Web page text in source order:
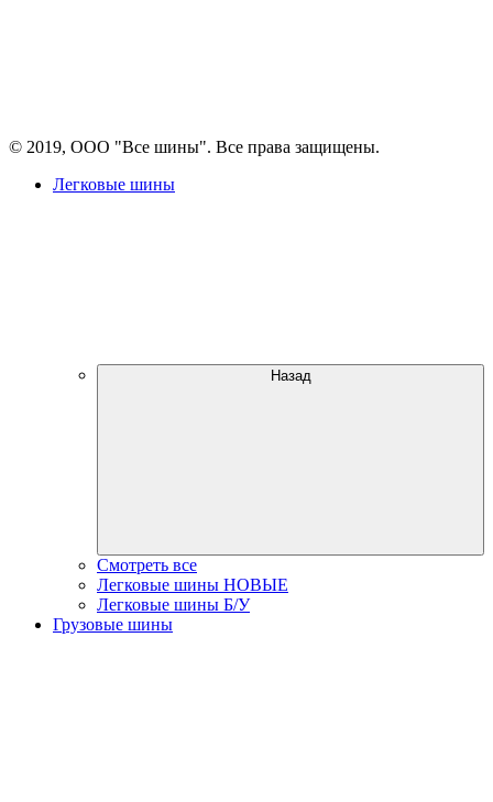
© 2019, ООО "Все шины". Все права защищены.
Легковые шины
Назад
Смотреть все
Легковые шины НОВЫЕ
Легковые шины Б/У
Грузовые шины